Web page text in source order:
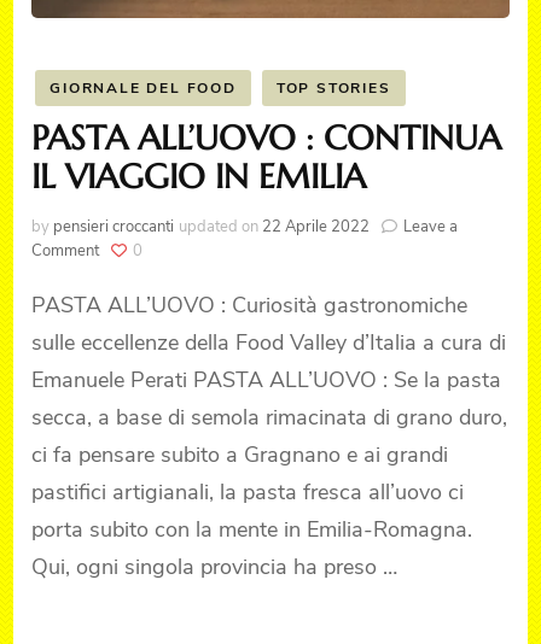
GIORNALE DEL FOOD TOP STORIES
PASTA ALL’UOVO : CONTINUA
IL VIAGGIO IN EMILIA
by pensieri croccanti updated on 22 Aprile 2022
Leave a
Commenton
ALL’UOVO
CONTINUA
IL
VIAGGIO
IN
0
PASTA ALL’UOVO : Curiosità gastronomiche
sulle eccellenze della Food Valley d’Italia a cura di
Emanuele Perati PASTA ALL’UOVO : Se la pasta
secca, a base di semola rimacinata di grano duro,
ci fa pensare subito a Gragnano e ai grandi
pastifici artigianali, la pasta fresca all’uovo ci
porta subito con la mente in Emilia-Romagna.
Qui, ogni singola provincia ha preso …